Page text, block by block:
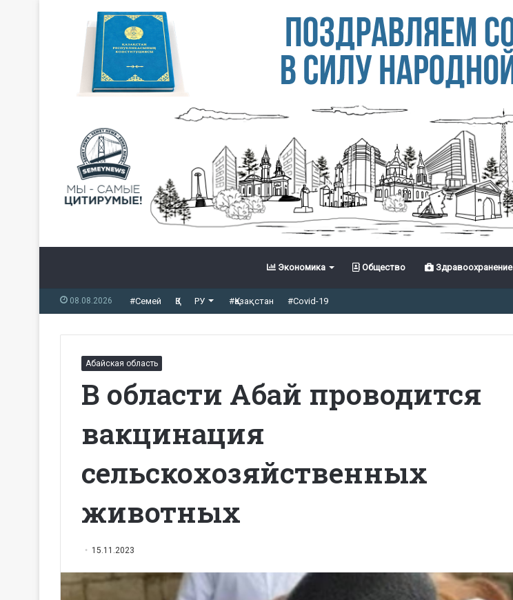
Экономика Общество Здравоохранение
08.08.2026 #Семей ҚЗ РУ #Қазақстан #Covid-19
Абайская область
В области Абай проводится
вакцинация
сельскохозяйственных
животных
15.11.2023